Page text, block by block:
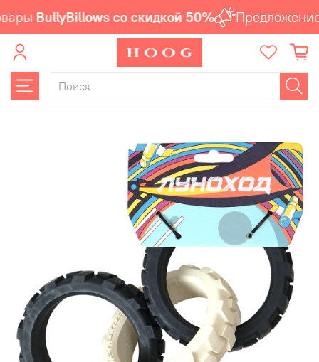
BullyBillows со скидкой 50% Предложение